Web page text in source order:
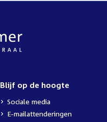
Blijf op de hoogte
Sociale media
E-mailattenderingen